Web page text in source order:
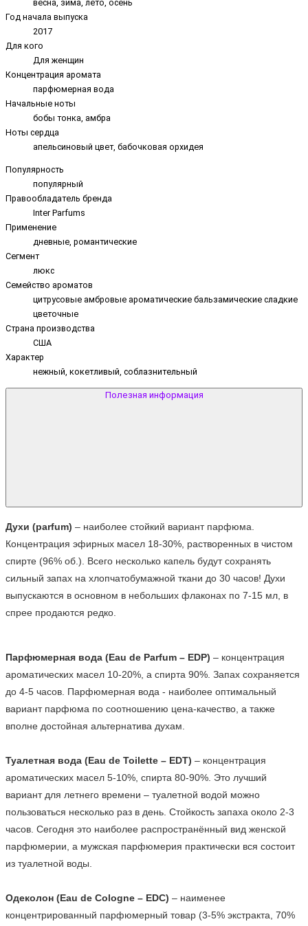
весна, зима, лето, осень
Год начала выпуска
2017
Для кого
Для женщин
Концентрация аромата
парфюмерная вода
Начальные ноты
бобы тонка, амбра
Ноты сердца
апельсиновый цвет, бабочковая орхидея
Популярность
популярный
Правообладатель бренда
Inter Parfums
Применение
дневные, романтические
Сегмент
люкс
Семейство ароматов
цитрусовые амбровые ароматические бальзамические сладкие
цветочные
Страна производства
США
Характер
нежный, кокетливый, соблазнительный
Полезная информация
Духи (parfum) – наиболее стойкий вариант парфюма.
Концентрация эфирных масел 18-30%, растворенных в чистом
спирте (96% об.). Всего несколько капель будут сохранять
сильный запах на хлопчатобумажной ткани до 30 часов! Духи
выпускаются в основном в небольших флаконах по 7-15 мл, в
спрее продаются редко.
Парфюмерная вода (Eau de Parfum – EDP) – концентрация
ароматических масел 10-20%, а спирта 90%. Запах сохраняется
до 4-5 часов. Парфюмерная вода - наиболее оптимальный
вариант парфюма по соотношению цена-качество, а также
вполне достойная альтернатива духам.
Туалетная вода (Eau de Toilette – EDT) – концентрация
ароматических масел 5-10%, спирта 80-90%. Это лучший
вариант для летнего времени – туалетной водой можно
пользоваться несколько раз в день. Стойкость запаха около 2-3
часов. Сегодня это наиболее распространённый вид женской
парфюмерии, а мужская парфюмерия практически вся состоит
из туалетной воды.
Одеколон (Eau de Cologne – EDC) – наименее
концентрированный парфюмерный товар (3-5% экстракта, 70%